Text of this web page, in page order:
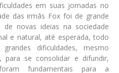
em suas jornadas no
das irmãs Fox foi de grande
novas ideias na sociedade
e natural, até esperada, todo
dificuldades, mesmo
para se consolidar e difundir,
fundamentais para a